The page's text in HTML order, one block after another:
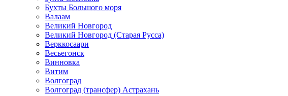
Бухты Большого моря
Валаам
Великий Новгород
Великий Новгород (Старая Русса)
Верккосаари
Весьегонск
Винновка
Витим
Волгоград
Волгоград (трансфер) Астрахань